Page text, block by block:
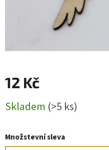
12 Kč
cena:
Skladem (>5 ks)
Množstevní sleva